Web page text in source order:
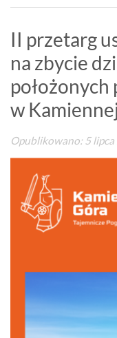
II przetarg
na zbycie
położonych
w
Opublikowano: 5